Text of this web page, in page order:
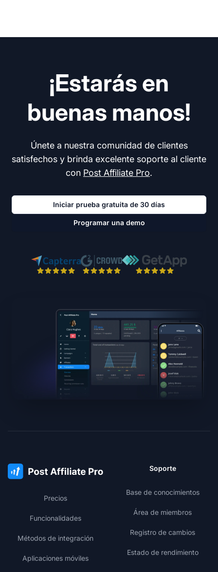
¡Estarás en
buenas manos!
Únete a nuestra comunidad de clientes
satisfechos y brinda excelente soporte al cliente
con Post Affiliate Pro.
Iniciar prueba gratuita de 30 días
Programar una demo
Precios
Funcionalidades
Métodos de integración
Aplicaciones móviles
Soporte
Base de conocimientos
Área de miembros
Registro de cambios
Estado de rendimiento